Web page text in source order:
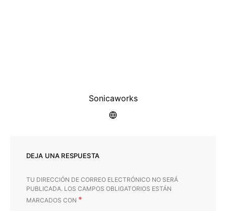
Sonicaworks
DEJA UNA RESPUESTA
TU DIRECCIÓN DE CORREO ELECTRÓNICO NO SERÁ
PUBLICADA. LOS CAMPOS OBLIGATORIOS ESTÁN
MARCADOS CON *